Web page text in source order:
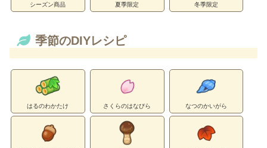
シーズン商品 夏季限定 冬季限定
季節のDIYレシピ
はるのわかたけ さくらのはなびら なつのかいがら